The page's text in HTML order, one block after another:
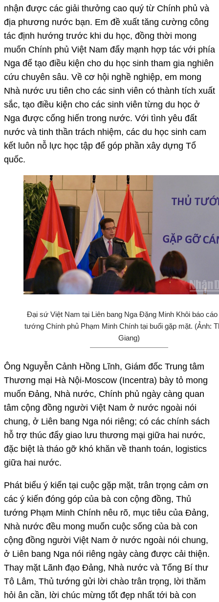
nhận được các giải thưởng cao quý từ Chính phủ và
địa phương nước bạn. Em đề xuất tăng cường công
tác định hướng trước khi du học, đồng thời mong
muốn Chính phủ Việt Nam đẩy mạnh hợp tác với phía
Nga để tạo điều kiện cho du học sinh tham gia nghiên
cứu chuyên sâu. Về cơ hội nghề nghiệp, em mong
Nhà nước ưu tiên cho các sinh viên có thành tích xuất
sắc, tạo điều kiện cho các sinh viên từng du học ở
Nga được cống hiến trong nước. Với tình yêu đất
nước và tinh thần trách nhiệm, các du học sinh cam
kết luôn nỗ lực học tập để góp phần xây dựng Tổ
quốc.
Đại sứ Việt Nam tại Liên bang Nga Đặng Minh Khôi báo cáo
tướng Chính phủ Phạm Minh Chính tại buổi gặp mặt. (Ảnh:
Giang)
Ông Nguyễn Cảnh Hồng Lĩnh, Giám đốc Trung tâm
Thương mại Hà Nội-Moscow (Incentra) bày tỏ mong
muốn Đảng, Nhà nước, Chính phủ ngày càng quan
tâm cộng đồng người Việt Nam ở nước ngoài nói
chung, ở Liên bang Nga nói riêng; có các chính sách
hỗ trợ thúc đẩy giao lưu thương mại giữa hai nước,
đặc biệt là tháo gỡ khó khăn về thanh toán, logistics
giữa hai nước.
Phát biểu ý kiến tại cuộc gặp mặt, trân trọng cảm ơn
các ý kiến đóng góp của bà con cộng đồng, Thủ
tướng Phạm Minh Chính nêu rõ, mục tiêu của Đảng,
Nhà nước đều mong muốn cuộc sống của bà con
cộng đồng người Việt Nam ở nước ngoài nói chung,
ở Liên bang Nga nói riêng ngày càng được cải thiện.
Thay mặt Lãnh đạo Đảng, Nhà nước và Tổng Bí thư
Tô Lâm, Thủ tướng gửi lời chào trân trọng, lời thăm
hỏi ân cần, lời chúc mừng tốt đẹp nhất tới bà con